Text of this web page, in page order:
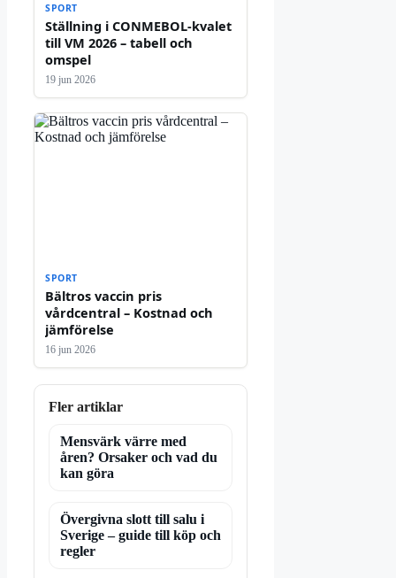
SPORT
Ställning i CONMEBOL-kvalet
till VM 2026 – tabell och
omspel
19 jun 2026
SPORT
Bältros vaccin pris
vårdcentral – Kostnad och
jämförelse
16 jun 2026
Fler artiklar
Mensvärk värre med
åren? Orsaker och vad du
kan göra
Övergivna slott till salu i
Sverige – guide till köp och
regler